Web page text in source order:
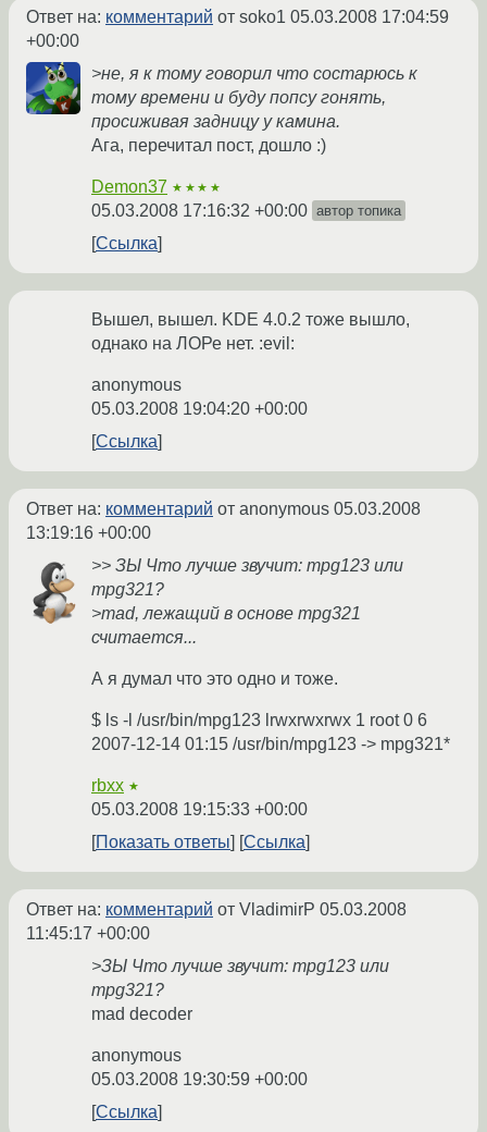
Ответ на: комментарий от soko1 05.03.2008 17:04:59
+00:00
>не, я к тому говорил что состарюсь к
тому времени и буду попсу гонять,
просиживая задницу у камина.
Ага, перечитал пост, дошло :)
Demon37 ★★★★
05.03.2008 17:16:32 +00:00 автор топика
Ссылка
Вышел, вышел. KDE 4.0.2 тоже вышло,
однако на ЛОРе нет. :evil:
anonymous
05.03.2008 19:04:20 +00:00
Ссылка
Ответ на: комментарий от anonymous 05.03.2008
13:19:16 +00:00
>> ЗЫ Что лучше звучит: mpg123 или
mpg321?
>mad, лежащий в основе mpg321
считается...
А я думал что это одно и тоже.
$ ls -l /usr/bin/mpg123 lrwxrwxrwx 1 root 0 6
2007-12-14 01:15 /usr/bin/mpg123 -> mpg321*
rbxx ★
05.03.2008 19:15:33 +00:00
Показать ответы
Ссылка
Ответ на: комментарий от VladimirP 05.03.2008
11:45:17 +00:00
>ЗЫ Что лучше звучит: mpg123 или
mpg321?
mad decoder
anonymous
05.03.2008 19:30:59 +00:00
Ссылка